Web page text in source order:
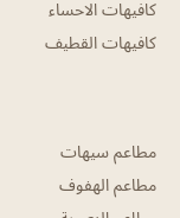
كافيهات الاحساء
كافيهات القطيف
مطاعم سيهات
مطاعم الهفوف